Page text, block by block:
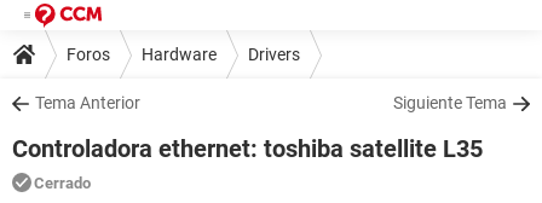
Foros Hardware Drivers
Tema Anterior Siguiente Tema
Controladora ethernet: toshiba satellite L35
Cerrado